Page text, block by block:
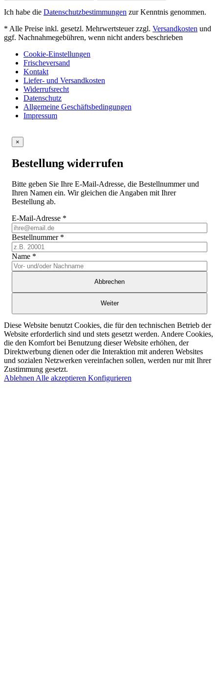
Ich habe die Datenschutzbestimmungen zur Kenntnis genommen.
* Alle Preise inkl. gesetzl. Mehrwertsteuer zzgl. Versandkosten und
ggf. Nachnahmegebühren, wenn nicht anders beschrieben
Cookie-Einstellungen
Frischeversand
Kontakt
Liefer- und Versandkosten
Widerrufsrecht
Datenschutz
Allgemeine Geschäftsbedingungen
Impressum
×
Bestellung widerrufen
Bitte geben Sie Ihre E-Mail-Adresse, die Bestellnummer und
Ihren Namen ein. Wir gleichen die Angaben mit Ihrer
Bestellung ab.
E-Mail-Adresse *
Bestellnummer *
Name *
Abbrechen
Weiter
Diese Website benutzt Cookies, die für den technischen Betrieb der
Website erforderlich sind und stets gesetzt werden. Andere Cookies,
die den Komfort bei Benutzung dieser Website erhöhen, der
Direktwerbung dienen oder die Interaktion mit anderen Websites
und sozialen Netzwerken vereinfachen sollen, werden nur mit Ihrer
Zustimmung gesetzt.
Ablehnen Alle akzeptieren Konfigurieren